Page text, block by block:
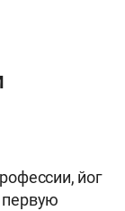
йог
первую